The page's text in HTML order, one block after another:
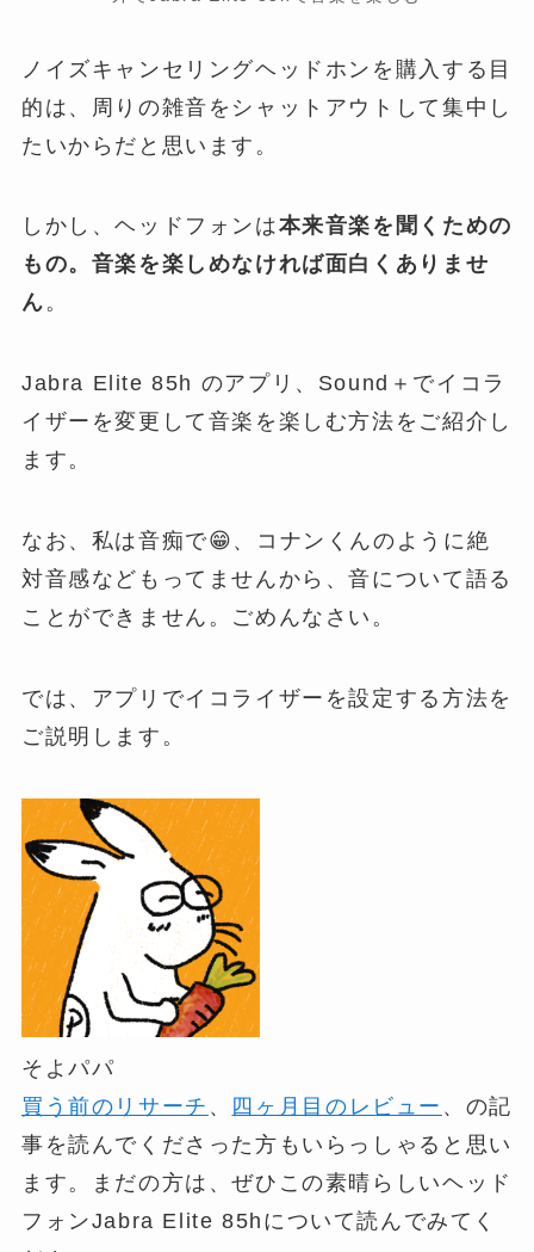
ノイズキャンセリングヘッドホンを購入する目
的は、周りの雑音をシャットアウトして集中し
たいからだと思います。
しかし、ヘッドフォンは本来音楽を聞くための
もの。音楽を楽しめなければ面白くありませ
ん。
Jabra Elite 85h のアプリ、Sound＋でイコラ
イザーを変更して音楽を楽しむ方法をご紹介し
ます。
なお、私は音痴で😁、コナンくんのように絶
対音感などもってませんから、音について語る
ことができません。ごめんなさい。
では、アプリでイコライザーを設定する方法を
ご説明します。
そよパパ
買う前のリサーチ 、 四ヶ月目のレビュー 、の記
事を読んでくださった方もいらっしゃると思い
ます。まだの方は、ぜひこの素晴らしいヘッド
フォンJabra Elite 85hについて読んでみてく